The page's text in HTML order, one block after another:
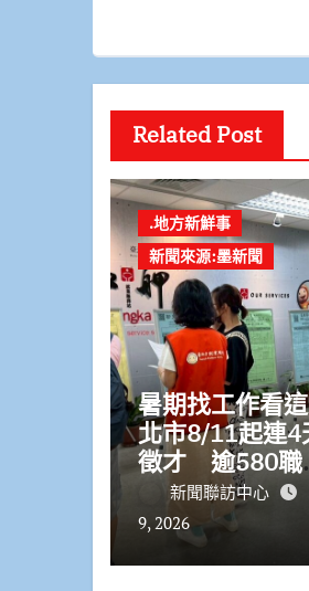
Related Post
.地方新鮮事
新聞來源:墨新聞
暑期找工作看
北市8/11起連4
徵才 逾580職
最高6萬元
新聞聯訪中心
9, 2026